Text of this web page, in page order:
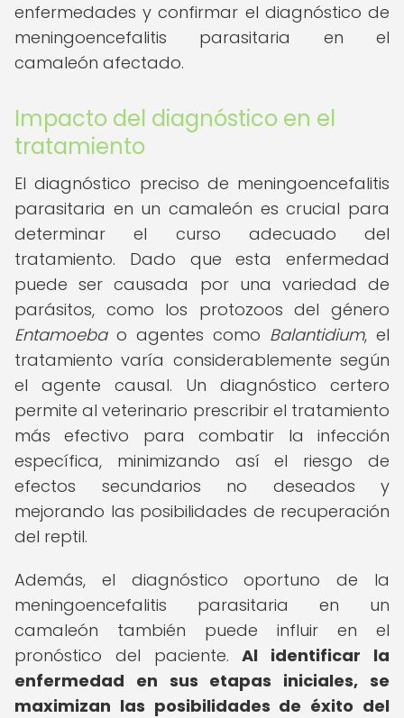
enfermedades y confirmar el diagnóstico de
meningoencefalitis parasitaria en el
camaleón afectado.
Impacto del diagnóstico en el
tratamiento
El diagnóstico preciso de meningoencefalitis
parasitaria en un camaleón es crucial para
determinar el curso adecuado del
tratamiento. Dado que esta enfermedad
puede ser causada por una variedad de
parásitos, como los protozoos del género
Entamoebao agentes como Balantidium, el
tratamiento varía considerablemente según
el agente causal. Un diagnóstico certero
permite al veterinario prescribir el tratamiento
más efectivo para combatir la infección
específica, minimizando así el riesgo de
efectos secundarios no deseados y
mejorando las posibilidades de recuperación
del reptil.
Además, el diagnóstico oportuno de la
meningoencefalitis parasitaria en un
camaleón también puede influir en el
pronóstico del paciente.Al identificar la
enfermedad en sus etapas iniciales, se
maximizan las posibilidades de éxito del